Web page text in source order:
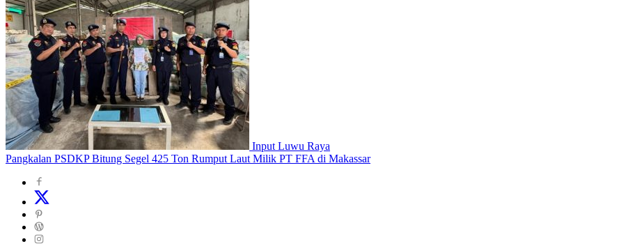
Input Luwu Raya
Pangkalan PSDKP Bitung Segel 425 Ton Rumput Laut Milik PT FFA di Makassar